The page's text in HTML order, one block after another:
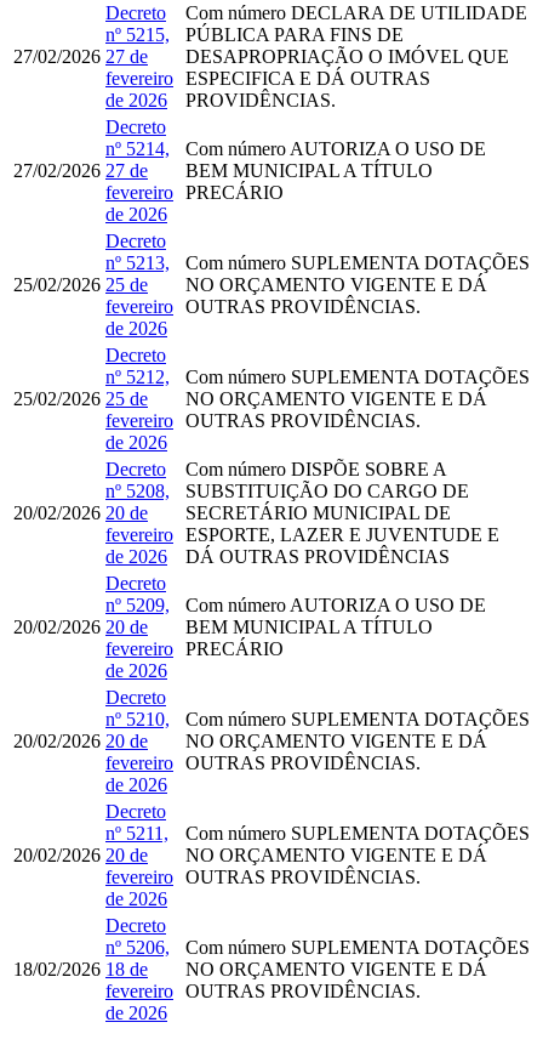
27/02/2026
Decreto
nº 5215,
27 de
fevereiro
de 2026
Com número DECLARA DE UTILIDADE
PÚBLICA PARA FINS DE
DESAPROPRIAÇÃO O IMÓVEL QUE
ESPECIFICA E DÁ OUTRAS
PROVIDÊNCIAS.
27/02/2026
Decreto
nº 5214,
27 de
fevereiro
de 2026
Com número AUTORIZA O USO DE
BEM MUNICIPAL A TÍTULO
PRECÁRIO
25/02/2026
Decreto
nº 5213,
25 de
fevereiro
de 2026
Com número SUPLEMENTA DOTAÇÕES
NO ORÇAMENTO VIGENTE E DÁ
OUTRAS PROVIDÊNCIAS.
25/02/2026
Decreto
nº 5212,
25 de
fevereiro
de 2026
Com número SUPLEMENTA DOTAÇÕES
NO ORÇAMENTO VIGENTE E DÁ
OUTRAS PROVIDÊNCIAS.
20/02/2026
Decreto
nº 5208,
20 de
fevereiro
de 2026
Com número DISPÕE SOBRE A
SUBSTITUIÇÃO DO CARGO DE
SECRETÁRIO MUNICIPAL DE
ESPORTE, LAZER E JUVENTUDE E
DÁ OUTRAS PROVIDÊNCIAS
20/02/2026
Decreto
nº 5209,
20 de
fevereiro
de 2026
Com número AUTORIZA O USO DE
BEM MUNICIPAL A TÍTULO
PRECÁRIO
20/02/2026
Decreto
nº 5210,
20 de
fevereiro
de 2026
Com número SUPLEMENTA DOTAÇÕES
NO ORÇAMENTO VIGENTE E DÁ
OUTRAS PROVIDÊNCIAS.
20/02/2026
Decreto
nº 5211,
20 de
fevereiro
de 2026
Com número SUPLEMENTA DOTAÇÕES
NO ORÇAMENTO VIGENTE E DÁ
OUTRAS PROVIDÊNCIAS.
18/02/2026
Decreto
nº 5206,
18 de
fevereiro
de 2026
Com número SUPLEMENTA DOTAÇÕES
NO ORÇAMENTO VIGENTE E DÁ
OUTRAS PROVIDÊNCIAS.